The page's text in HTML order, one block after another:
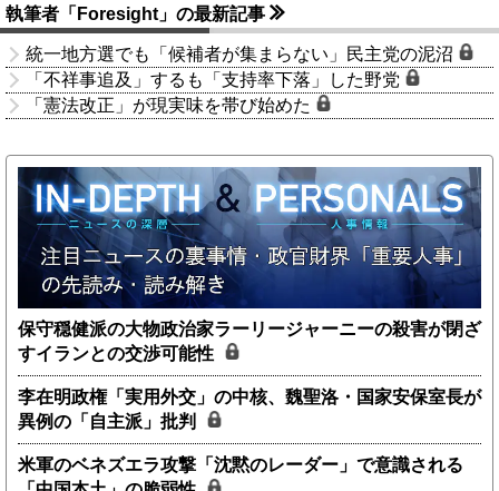
執筆者「Foresight」の最新記事
統一地方選でも「候補者が集まらない」民主党の泥沼
「不祥事追及」するも「支持率下落」した野党
「憲法改正」が現実味を帯び始めた
保守穏健派の大物政治家ラーリージャーニーの殺害が閉ざ
すイランとの交渉可能性
李在明政権「実用外交」の中核、魏聖洛・国家安保室長が
異例の「自主派」批判
米軍のベネズエラ攻撃「沈黙のレーダー」で意識される